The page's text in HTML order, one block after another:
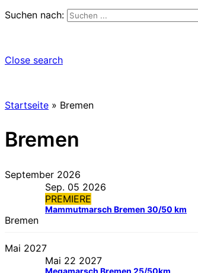
Suchen nach:
Close search
Startseite » Bremen
Bremen
September 2026
Sep. 05 2026
PREMIERE
Mammutmarsch Bremen 30/50 km
Bremen
Mai 2027
Mai 22 2027